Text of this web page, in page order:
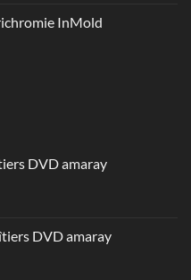
InMold
DVD amaray
DVD amaray